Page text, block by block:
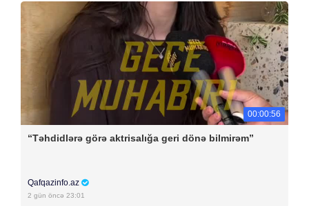
00:00:56
“Təhdidlərə görə aktrisalığa geri dönə bilmirəm”
Qafqazinfo.az
2 gün öncə 23:01